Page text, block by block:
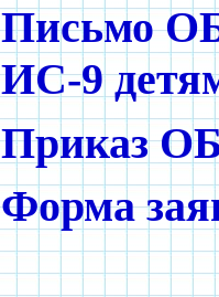
Письмо
ИС-9
Приказ
Форма